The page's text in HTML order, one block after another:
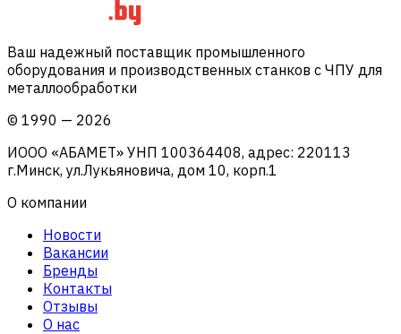
Ваш надежный поставщик промышленного
оборудования и производственных станков с ЧПУ для
металлообработки
© 1990 — 2026
ИООО «АБАМЕТ» УНП 100364408, адрес: 220113
г.Минск, ул.Лукьяновича, дом 10, корп.1
О компании
Новости
Вакансии
Бренды
Контакты
Отзывы
О нас